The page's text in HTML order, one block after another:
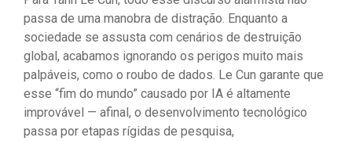
passa de uma manobra de distração. Enquanto a
sociedade se assusta com cenários de destruição
global, acabamos ignorando os perigos muito mais
palpáveis, como o roubo de dados. Le Cun garante que
esse “fim do mundo” causado por IA é altamente
improvável — afinal, o desenvolvimento tecnológico
passa por etapas rígidas de pesquisa,